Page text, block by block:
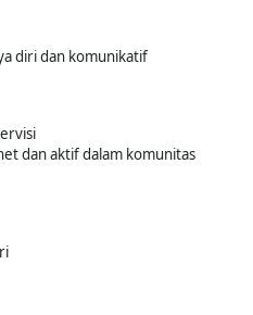
diri dan komunikatif
dan aktif dalam komunitas